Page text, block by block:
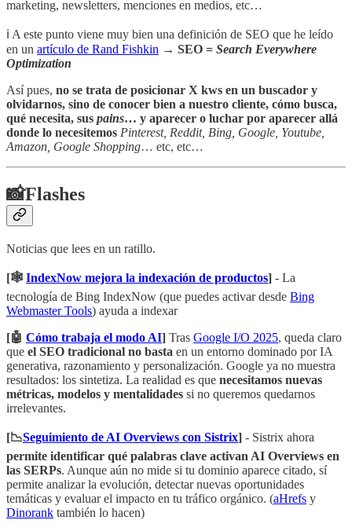
marketing, newsletters, menciones en medios, etc…
ℹ️ A este punto viene muy bien una definición de SEO que he leído
en un artículo de Rand Fishkin → SEO = Search Everywhere
Optimization
Así pues, no se trata de posicionar X kws en un buscador y
olvidarnos, sino de conocer bien a nuestro cliente, cómo busca,
qué necesita, sus pains… y aparecer o luchar por aparecer allá
donde lo necesitemos Pinterest, Reddit, Bing, Google, Youtube,
Amazon, Google Shopping… etc, etc…
📸Flashes
Noticias que lees en un ratillo.
[🕸️ IndexNow mejora la indexación de productos] - La
tecnología de Bing IndexNow (que puedes activar desde Bing
Webmaster Tools) ayuda a indexar
[🤖 Cómo trabaja el modo AI] Tras Google I/O 2025, queda claro
que el SEO tradicional no basta en un entorno dominado por IA
generativa, razonamiento y personalización. Google ya no muestra
resultados: los sintetiza. La realidad es que necesitamos nuevas
métricas, modelos y mentalidades si no queremos quedarnos
irrelevantes.
[📉Seguimiento de AI Overviews con Sistrix] - Sistrix ahora
permite identificar qué palabras clave activan AI Overviews en
las SERPs. Aunque aún no mide si tu dominio aparece citado, sí
permite analizar la evolución, detectar nuevas oportunidades
temáticas y evaluar el impacto en tu tráfico orgánico. (aHrefs y
Dinorank también lo hacen)